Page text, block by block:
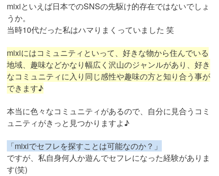
mixiといえば日本でのSNSの先駆け的存在ではないでしょ
うか。
当時10代だった私はハマりまくっていました 笑
mixiにはコミュニティといって、好きな物から住んでいる
地域、趣味などかなり幅広く沢山のジャンルがあり、好き
なコミュニティに入り同じ感性や趣味の方と知り合う事が
できます♪
本当に色々なコミュニティがあるので、自分に見合うコミ
ュニティがきっと見つかりますよ♪
「mixiでセフレを探すことは可能なのか？」
ですが、私自身何人か遊んでセフレになった経験がありま
す(笑)